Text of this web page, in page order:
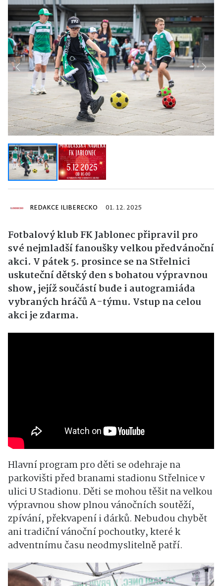
Previous Next
REDAKCE ILIBERECKO 01. 12. 2025
Fotbalový klub FK Jablonec připravil pro
své nejmladší fanoušky velkou předvánoční
akci. V pátek 5. prosince se na Střelnici
uskuteční dětský den s bohatou výpravnou
show, jejíž součástí bude i autogramiáda
vybraných hráčů A-týmu. Vstup na celou
akci je zdarma.
Hlavní program pro děti se odehraje na
parkovišti před branami stadionu Střelnice v
ulici U Stadionu. Děti se mohou těšit na velkou
výpravnou show plnou vánočních soutěží,
zpívání, překvapení i dárků. Nebudou chybět
ani tradiční vánoční pochoutky, které k
adventnímu času neodmyslitelně patří.